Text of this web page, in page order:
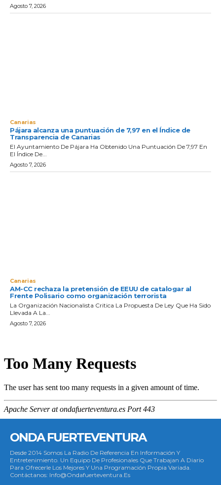
Agosto 7, 2026
Canarias
Pájara alcanza una puntuación de 7,97 en el Índice de
Transparencia de Canarias
El Ayuntamiento De Pájara Ha Obtenido Una Puntuación De 7,97 En
El Índice De...
Agosto 7, 2026
Canarias
AM-CC rechaza la pretensión de EEUU de catalogar al
Frente Polisario como organización terrorista
La Organización Nacionalista Critica La Propuesta De Ley Que Ha Sido
Llevada A La...
Agosto 7, 2026
ONDA FUERTEVENTURA
Desde 2014 Somos La Radio De Referencia En Información Y
Entretenimiento. Un Equipo De Profesionales Que Trabajan A Diario
Para Ofrecerle Los Mejores Y Una Programación Propia Variada.
Contáctanos: Info@ondafuerteventura.es